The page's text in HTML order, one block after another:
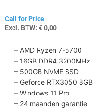
Call for Price
Excl. BTW: €0,00
– AMD Ryzen 7-5700
– 16GB DDR4 3200MHz
– 500GB NVME SSD
– Geforce RTX3050 8GB
– Windows 11 Pro
– 24 maanden garantie